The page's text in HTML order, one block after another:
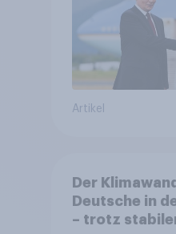
bewerten
Artikel
Der
Deutsche in
– trotz